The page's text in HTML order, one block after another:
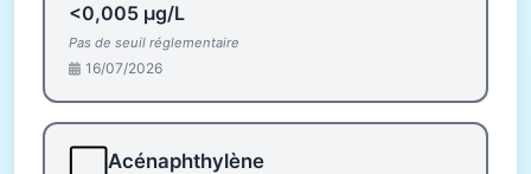
<0,005 µg/L
Pas de seuil réglementaire
16/07/2026
Acénaphthylène